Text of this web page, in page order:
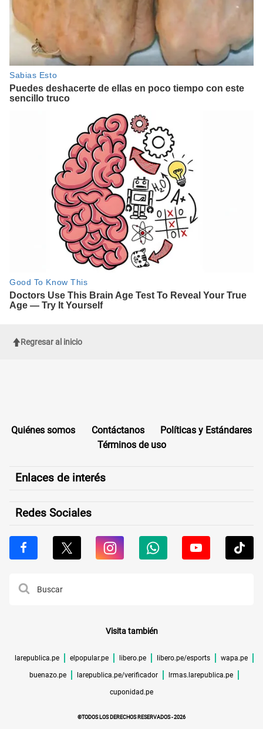
Regresar al inicio
Quiénes somos Contáctanos
Políticas y Estándares
Términos de uso
Enlaces de interés
Redes Sociales
Visita también
larepublica.pe elpopular.pe libero.pe libero.pe/esports wapa.pe
buenazo.pe larepublica.pe/verificador lrmas.larepublica.pe
cuponidad.pe
©TODOS LOS DERECHOS RESERVADOS -2026